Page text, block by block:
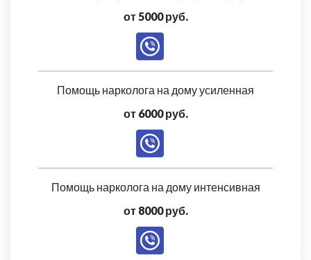
от 5000 руб.
Помощь нарколога на дому усиленная
от 6000 руб.
Помощь нарколога на дому интенсивная
от 8000 руб.